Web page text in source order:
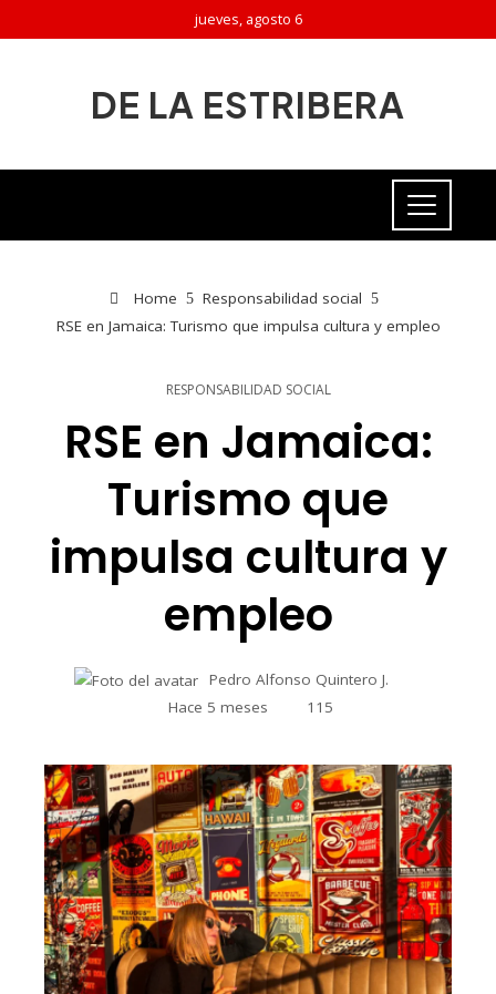
jueves, agosto 6
DE LA ESTRIBERA
Home
Responsabilidad social
RSE en Jamaica: Turismo que impulsa cultura y empleo
RESPONSABILIDAD SOCIAL
RSE en Jamaica:
Turismo que
impulsa cultura y
empleo
Pedro Alfonso Quintero J.
Hace 5 meses
115